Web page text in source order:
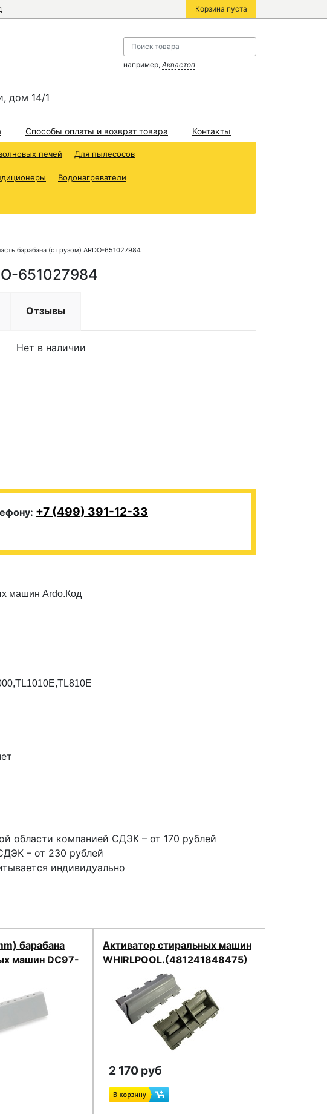
Корзина пуста
дом 14/1
например, Аквастоп
Способы оплаты и возврат товара Контакты
печей Для пылесосов
Водонагреватели
барабана (с грузом) ARDO-651027984
651027984
Отзывы
Нет в наличии
+7 (499) 391-12-33
машин Ardo.Код
области компанией СДЭК – от 170 рублей
– от 230 рублей
индивидуально
барабана
машин DC97-
Активатор стиральных машин
WHIRLPOOL.(481241848475)
2 170 руб